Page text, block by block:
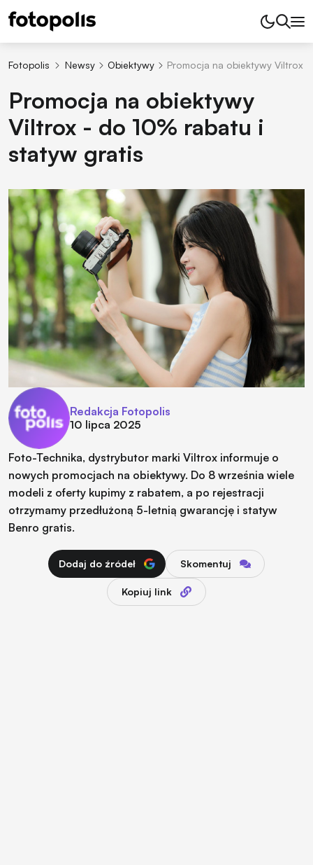
Fotopolis Newsy Obiektywy Promocja na obiektywy Viltrox
Promocja na obiektywy
Viltrox - do 10% rabatu i
statyw gratis
Redakcja Fotopolis
10 lipca 2025
Foto-Technika, dystrybutor marki Viltrox informuje o
nowych promocjach na obiektywy. Do 8 września wiele
modeli z oferty kupimy z rabatem, a po rejestracji
otrzymamy przedłużoną 5-letnią gwarancję i statyw
Benro gratis.
Dodaj do źródeł Skomentuj
Kopiuj link